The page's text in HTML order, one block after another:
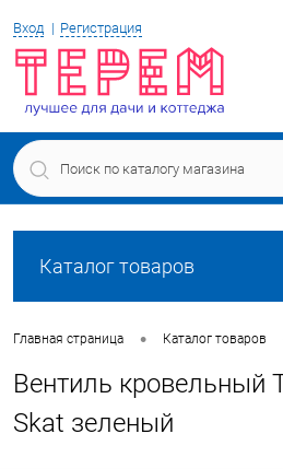
Вход Регистрация
Каталог товаров
Главная страница • Каталог товаров
Вентиль
Skat зеленый